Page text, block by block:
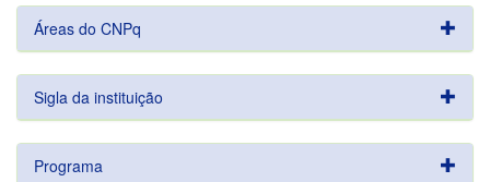
Áreas do CNPq
Sigla da instituição
Programa